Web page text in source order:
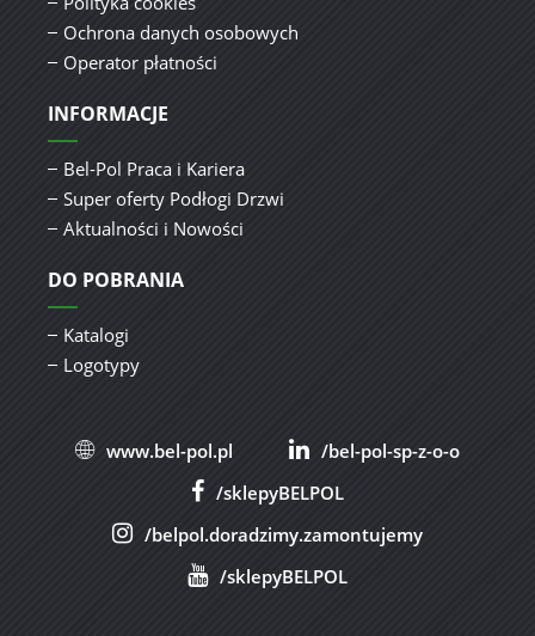
Ochrona danych osobowych
Operator płatności
INFORMACJE
Bel-Pol Praca i Kariera
Super oferty Podłogi Drzwi
Aktualności i Nowości
DO POBRANIA
Katalogi
Logotypy
www.bel-pol.pl
/bel-pol-sp-z-o-o
/sklepyBELPOL
/belpol.doradzimy.zamontujemy
/sklepyBELPOL